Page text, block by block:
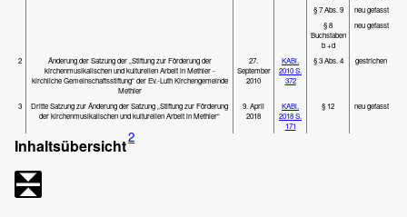
§ 7 Abs. 9
neu gefasst
§ 8
Buchstaben
b +d
neu gefasst
2
Änderung der Satzung der „Stiftung zur Förderung der
kirchenmusikalischen und kulturellen Arbeit in Methler -
kirchliche Gemeinschaftsstiftung“ der Ev.-Luth Kirchengemeinde
Methler
27.
September
2010
KABl.
2010 S.
372
§ 3 Abs. 4 gestrichen
3
Dritte Satzung zur Änderung der Satzung „Stiftung zur Förderung
der kirchenmusikalischen und kulturellen Arbeit in Methler“
9. April
2018
KABl.
2018 S.
171
§ 12 neu gefasst
Inhaltsübersicht2